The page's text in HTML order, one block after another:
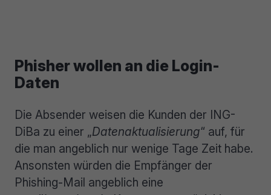
Phisher wollen an die Login-
Daten
Die Absender weisen die Kunden der ING-
DiBa zu einer „Datenaktualisierung“ auf, für
die man angeblich nur wenige Tage Zeit habe.
Ansonsten würden die Empfänger der
Phishing-Mail angeblich eine